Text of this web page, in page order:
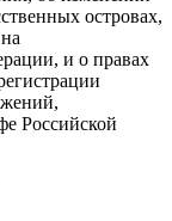
островах,
и о правах
Российской